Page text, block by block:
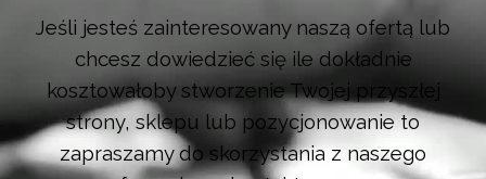
Jeśli jesteś zainteresowany naszą ofertą lub
chcesz dowiedzieć się ile dokładnie
kosztowałoby stworzenie Twojej przyszłej
strony, sklepu lub pozycjonowanie to
zapraszamy do skorzystania z naszego